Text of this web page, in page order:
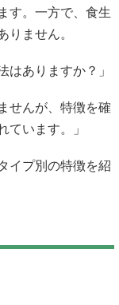
す。一方で、食生
りません。
はありますか？」
せんが、特徴を確
ています。」
イプ別の特徴を紹